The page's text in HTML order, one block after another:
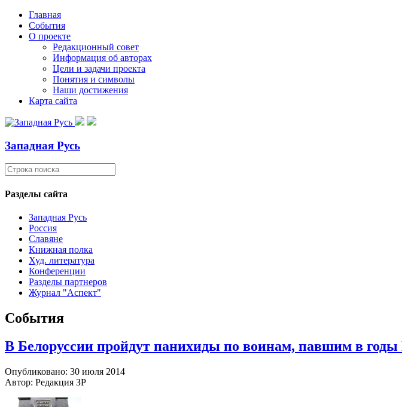
Главная
События
О проекте
Редакционный совет
Информация об авторах
Цели и задачи проекта
Понятия и символы
Наши достижения
Карта сайта
Западная Русь
Разделы сайта
Западная Русь
Россия
Славяне
Книжная полка
Худ. литература
Конференции
Разделы партнеров
Журнал "Аспект"
События
В Белоруссии пройдут панихиды по воинам, павшим в
Опубликовано: 30 июля 2014
Автор: Редакция ЗР